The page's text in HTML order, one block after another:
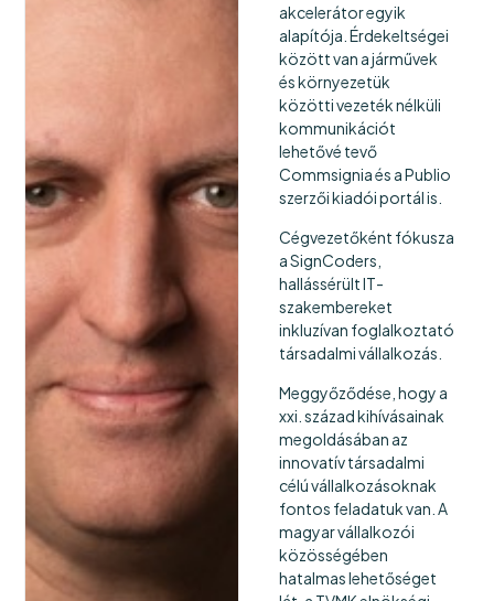
akcelerátor egyik
alapítója. Érdekeltségei
között van a járművek
és környezetük
közötti vezeték nélküli
kommunikációt
lehetővé tevő
Commsignia és a Publio
szerzői kiadói portál is.
Cégvezetőként fókusza
a SignCoders,
hallássérült IT-
szakembereket
inkluzívan foglalkoztató
társadalmi vállalkozás.
Meggyőződése, hogy a
xxi. század kihívásainak
megoldásában az
innovatív társadalmi
célú vállalkozásoknak
fontos feladatuk van. A
magyar vállalkozói
közösségében
hatalmas lehetőséget